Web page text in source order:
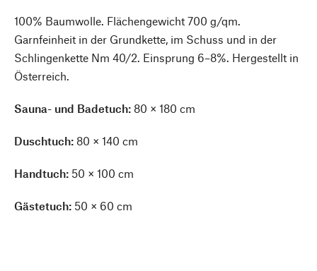
100% Baumwolle. Flächengewicht 700 g/qm.
Garnfeinheit in der Grundkette, im Schuss und in der
Schlingenkette Nm 40/2. Einsprung 6–8%. Hergestellt in
Österreich.
Sauna- und Badetuch: 80 × 180 cm
Duschtuch: 80 × 140 cm
Handtuch: 50 × 100 cm
Gästetuch: 50 × 60 cm